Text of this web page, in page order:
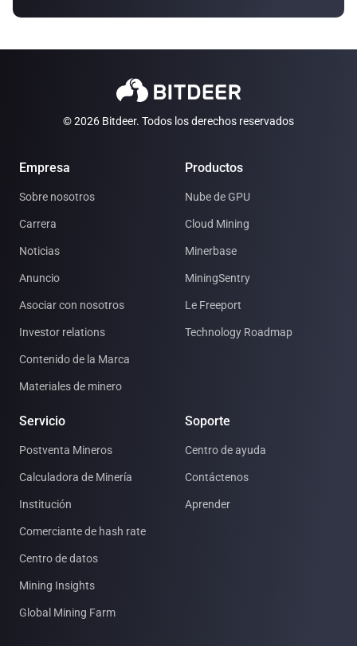
© 2026 Bitdeer. Todos los derechos reservados
Empresa
Sobre nosotros
Carrera
Noticias
Anuncio
Asociar con nosotros
Investor relations
Contenido de la Marca
Materiales de minero
Productos
Nube de GPU
Cloud Mining
Minerbase
MiningSentry
Le Freeport
Technology Roadmap
Servicio
Postventa Mineros
Calculadora de Minería
Institución
Comerciante de hash rate
Centro de datos
Mining Insights
Global Mining Farm
Soporte
Centro de ayuda
Contáctenos
Aprender